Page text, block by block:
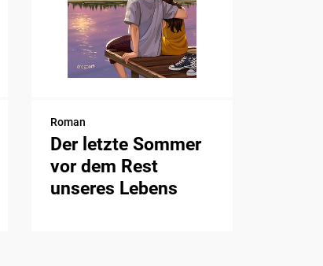
Roman
Der letzte Sommer
vor dem Rest
unseres Lebens